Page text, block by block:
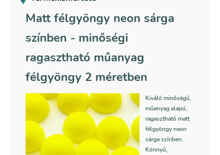
Matt félgyöngy neon sárga
színben - minőségi
ragasztható műanyag
félgyöngy 2 méretben
Kiváló minőségű,
műanyag alapú,
ragasztható matt
félgyöngy neon
sárga színben.
Könnyű,